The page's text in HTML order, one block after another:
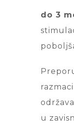
do 3
u